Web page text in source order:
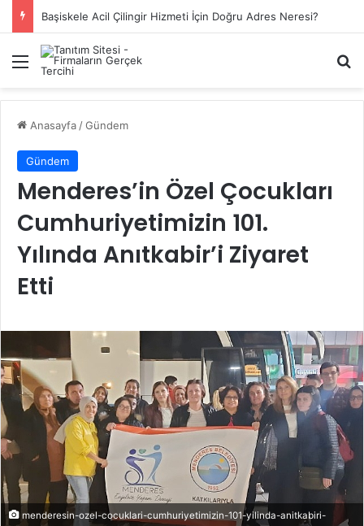
Ukca Belgesi İngiltere Pazarı İçin Yeni Uygunluk İşareti
Menü
Anasayfa /Gündem
Gündem
Menderes’in Özel Çocukları
Cumhuriyetimizin 101.
Yılında Anıtkabir’i Ziyaret
Etti
menderesin-ozel-cocuklari-cumhuriyetimizin-101-yilinda-anitkabiri-